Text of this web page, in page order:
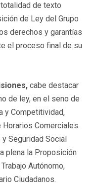
totalidad de texto
de Ley del Grupo
derechos y garantías
el proceso final de su
cabe destacar
de ley, en el seno de
y Competitividad,
Comerciales.
Seguridad Social
plena la Proposición
Autónomo,
Ciudadanos.